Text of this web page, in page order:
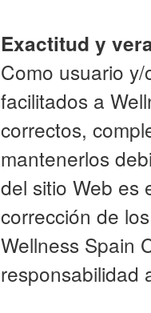
Exactitud y
Como usuario
facilitados a
correctos,
mantenerlos
del sitio Web es
corrección de
Wellness Spain
responsabilidad